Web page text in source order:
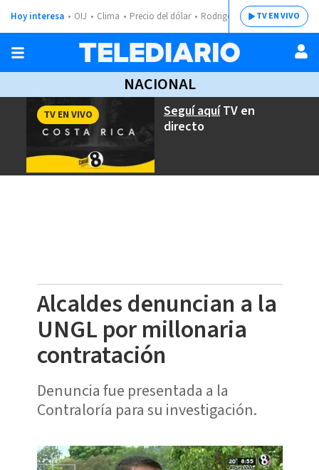
Hoy interesa OIJ Clima Precio del dólar Rodrigo ChavesTV EN VIVO
NACIONAL
Seguí aquíTV en
directo
TV EN VIVO
Alcaldes denuncian a la
UNGL por millonaria
contratación
Denuncia fue presentada a la
Contraloría para su investigación.